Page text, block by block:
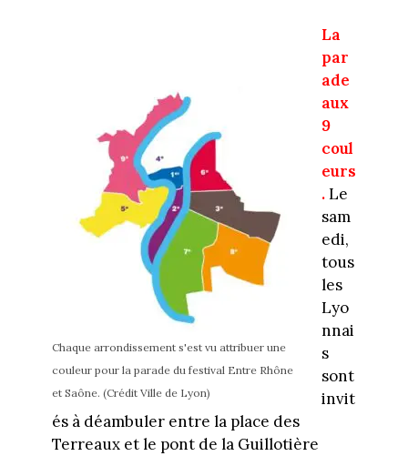
Chaque arrondissement s'est vu attribuer une
couleur pour la parade du festival Entre Rhône
et Saône. (Crédit Ville de Lyon)
La
par
ade
aux
9
coul
eurs
.Le
sam
edi,
tous
les
Lyo
nnai
s
sont
invit
és à déambuler entre la place des
Terreaux et le pont de la Guillotière